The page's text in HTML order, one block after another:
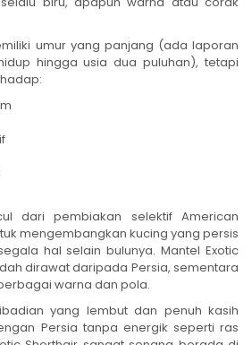
umur yang panjang (ada laporan
hingga usia dua puluhan), tetapi
dari pembiakan selektif American
mengembangkan kucing yang persis
hal selain bulunya. Mantel Exotic
dirawat daripada Persia, sementara
warna dan pola.
yang lembut dan penuh kasih
Persia tanpa energik seperti ras